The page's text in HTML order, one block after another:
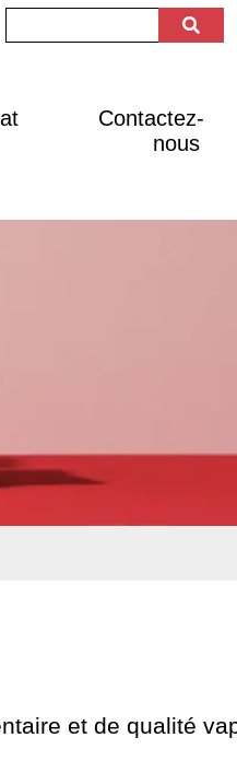
Contactez-
nous
et de qualité